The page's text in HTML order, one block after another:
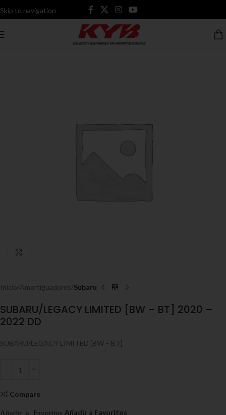
Skip to navigation
Skip to main content
Inicio Amortiguadores Subaru
SUBARU/LEGACY LIMITED [BW – BT] 2020 –
2022 DD
SUBARU/LEGACY LIMITED [BW – BT]
Compare